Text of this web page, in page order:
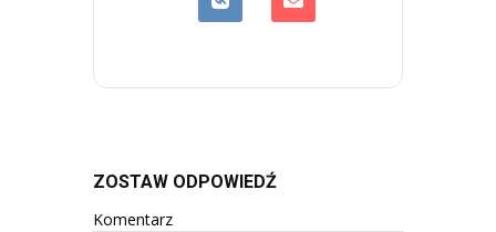
ZOSTAW ODPOWIEDŹ
Komentarz